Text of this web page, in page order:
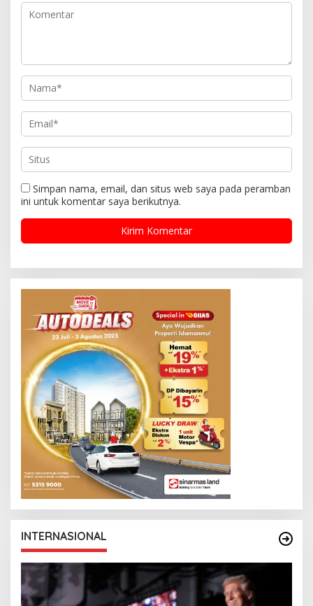
Simpan nama, email, dan situs web saya pada peramban
ini untuk komentar saya berikutnya.
INTERNASIONAL